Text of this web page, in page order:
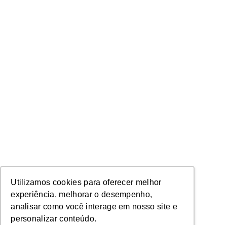
Utilizamos cookies para oferecer melhor
experiência, melhorar o desempenho,
analisar como você interage em nosso site e
personalizar conteúdo.